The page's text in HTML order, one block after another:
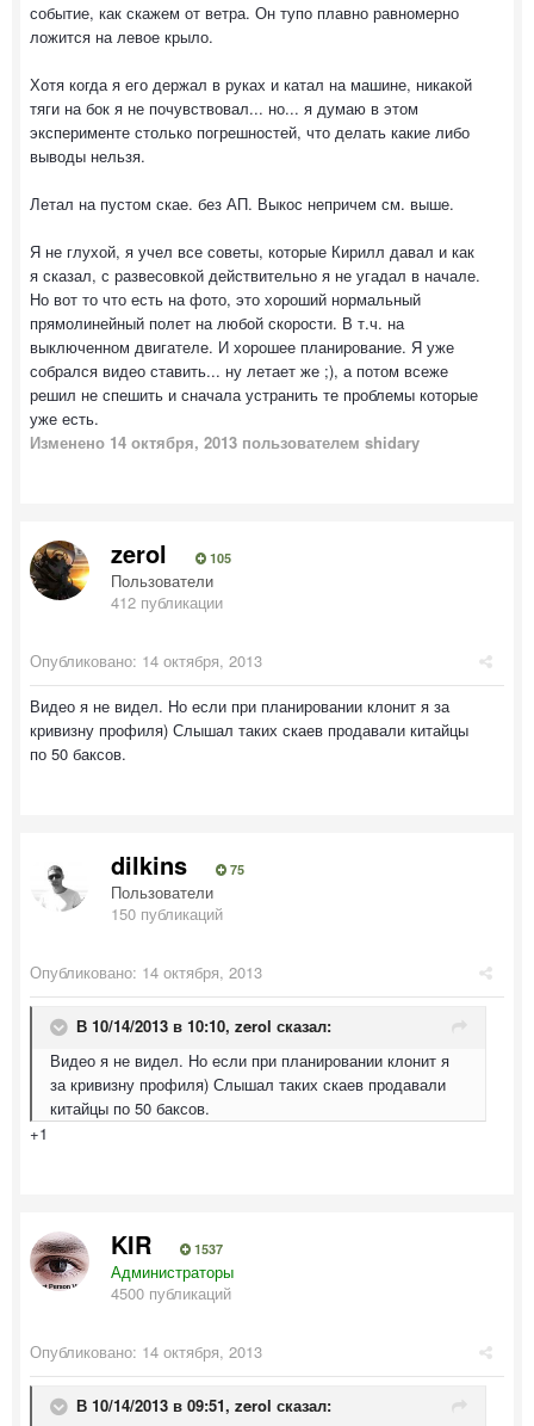
событие, как скажем от ветра. Он тупо плавно равномерно
ложится на левое крыло.
Хотя когда я его держал в руках и катал на машине, никакой
тяги на бок я не почувствовал... но... я думаю в этом
эксперименте столько погрешностей, что делать какие либо
выводы нельзя.
Летал на пустом скае. без АП. Выкос непричем см. выше.
Я не глухой, я учел все советы, которые Кирилл давал и как
я сказал, с развесовкой действительно я не угадал в начале.
Но вот то что есть на фото, это хороший нормальный
прямолинейный полет на любой скорости. В т.ч. на
выключенном двигателе. И хорошее планирование. Я уже
собрался видео ставить... ну летает же ;), а потом всеже
решил не спешить и сначала устранить те проблемы которые
уже есть.
Изменено 14 октября, 2013 пользователем shidary
zerol 105
Пользователи
412 публикации
Опубликовано: 14 октября, 2013
Видео я не видел. Но если при планировании клонит я за
кривизну профиля) Слышал таких скаев продавали китайцы
по 50 баксов.
dilkins 75
Пользователи
150 публикаций
Опубликовано: 14 октября, 2013
В 10/14/2013 в 10:10, zerol сказал:
Видео я не видел. Но если при планировании клонит я
за кривизну профиля) Слышал таких скаев продавали
китайцы по 50 баксов.
+1
KIR 1537
Администраторы
4500 публикаций
Опубликовано: 14 октября, 2013
В 10/14/2013 в 09:51, zerol сказал: